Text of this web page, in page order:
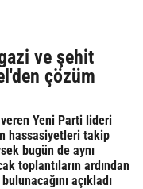
ve şehit
çözüm
Yeni Parti lideri
hassasiyetleri takip
bugün de aynı
toplantıların ardından
açıkladı